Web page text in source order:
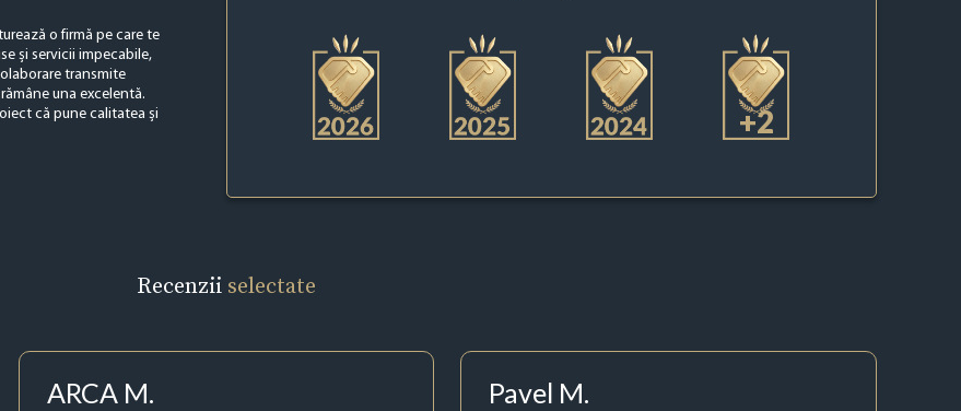
o firmă pe care te
și servicii impecabile,
transmite
una excelentă.
că pune calitatea și
+2
Recenzii selectate
ARCA M. Pavel M.